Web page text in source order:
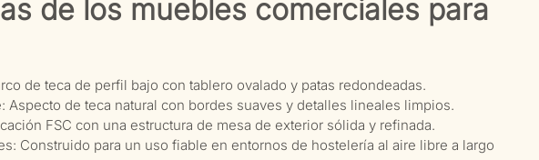
de los muebles comerciales para
de teca de perfil bajo con tablero ovalado y patas redondeadas.
Aspecto de teca natural con bordes suaves y detalles lineales limpios.
FSC con una estructura de mesa de exterior sólida y refinada.
Construido para un uso fiable en entornos de hostelería al aire libre a largo